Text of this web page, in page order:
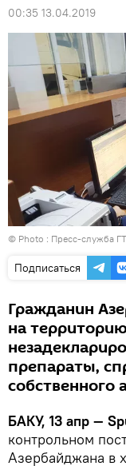
00:35 13.04.2019
© Photo : Пресс-служба
Подписаться
Гражданин
на
препараты,
собственного
БАКУ, 13 апр —
контрольном
Азербайджана в